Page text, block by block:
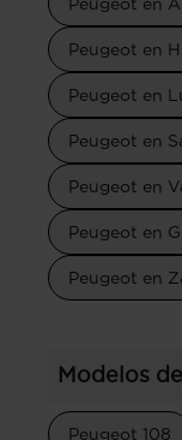
Peugeot en
Peugeot en
Peugeot en
Peugeot en
Peugeot en
Peugeot en
Modelos
Peugeot 108